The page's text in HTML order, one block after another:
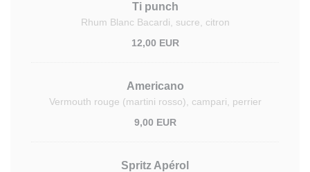
Ti punch
Rhum Blanc Bacardi, sucre, citron
12,00 EUR
Americano
Vermouth rouge (martini rosso), campari, perrier
9,00 EUR
Spritz Apérol